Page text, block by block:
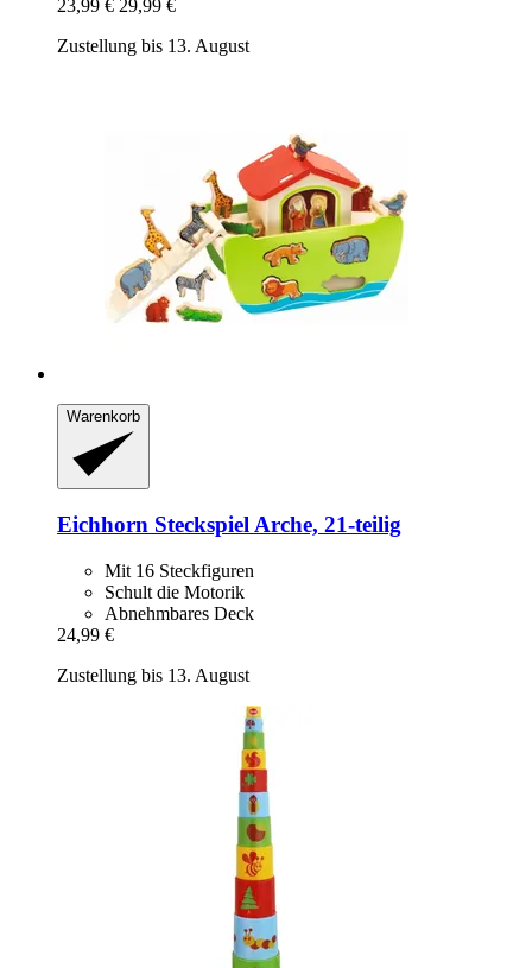
23,99 € 29,99 €
Zustellung bis 13. August
Warenkorb
Eichhorn Steckspiel Arche, 21-​teilig
Mit 16 Steckfiguren
Schult die Motorik
Abnehmbares Deck
24,99 €
Zustellung bis 13. August